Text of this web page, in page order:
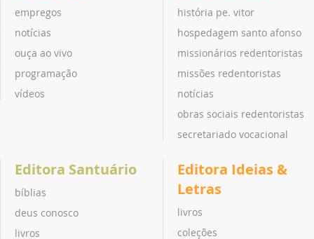
empregos
notícias
ouça ao vivo
programação
vídeos
história pe. vitor
hospedagem santo afonso
missionários redentoristas
missões redentoristas
notícias
obras sociais redentoristas
secretariado vocacional
Editora Santuário
bíblias
deus conosco
livros
Editora Ideias &
Letras
livros
coleções